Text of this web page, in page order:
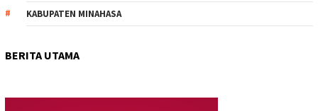
KABUPATEN MINAHASA
BERITA UTAMA